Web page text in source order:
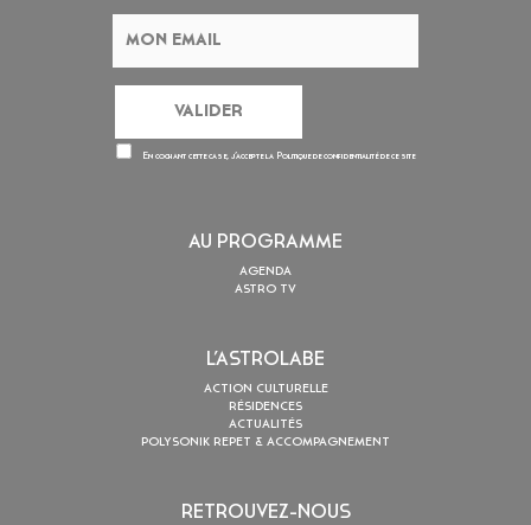
En cochant cette case, j’accepte la Politique de confidentialitéde ce site
AU PROGRAMME
AGENDA
ASTRO TV
L’ASTROLABE
ACTION CULTURELLE
RÉSIDENCES
ACTUALITÉS
POLYSONIK REPET & ACCOMPAGNEMENT
RETROUVEZ-NOUS